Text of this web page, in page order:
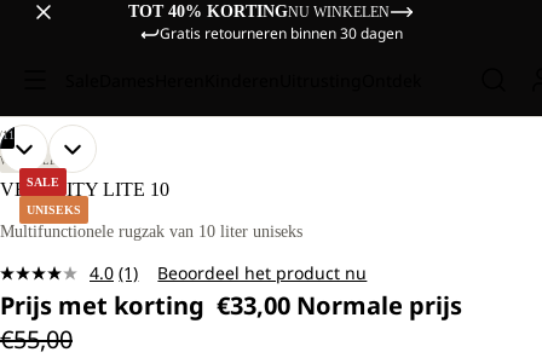
TOT 40% KORTINGNU WINKELEN
Gratis retourneren binnen 30 dagen
SALE
UNISEKS
11
AFBEELDING
OPENEN
VOLLEDIG
AFBEELDING
OPENEN
VOLLEDIG
AFBEELDING
OPENEN
VOLLEDIG
AFBEELDING
OPENEN
VOLLEDIG
AFBEELDING
OPENEN
VOLLEDIG
AFBEELDING
OPENEN
VOLLEDIG
AFBEELDING
OPENEN
VOLLEDIG
AFBEELDING
OPENEN
VOLLEDIG
AFBEELDING
OPENEN
VOLLEDIG
AFBEELDING
OPENEN
VOLLEDIG
AFBEELDING
OPENEN
VOLLEDIG
WANDELEN
VELOCITY LITE 10
Multifunctionele rugzak van 10 liter uniseks
4.0 Lees
1
beoordeling.
(1) Beoordeel het product nu
Prijs met korting €33,00 Normale prijs
€55,00